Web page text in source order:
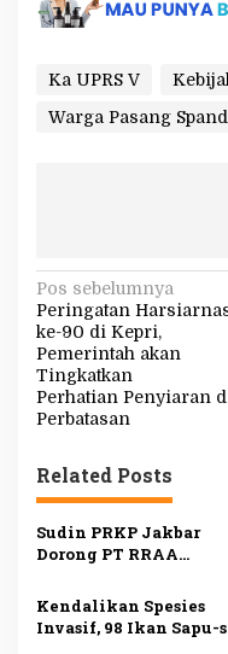
Ka UPRS V
Warga Pasang
N
a
v
i
g
a
s
i
p
o
s
Pos sebelumnya
Peringatan
ke-90 di Kepri,
Pemerintah akan
Tingkatkan
Perhatian Penyiaran
Perbatasan
Related Posts
Sudin PRKP Jakbar
Dorong PT RRAA
Citypark, Sanksi
Administratif Bisa
Diberikan
Kendalikan Spesies
Invasif, 98 Ikan Sapu-